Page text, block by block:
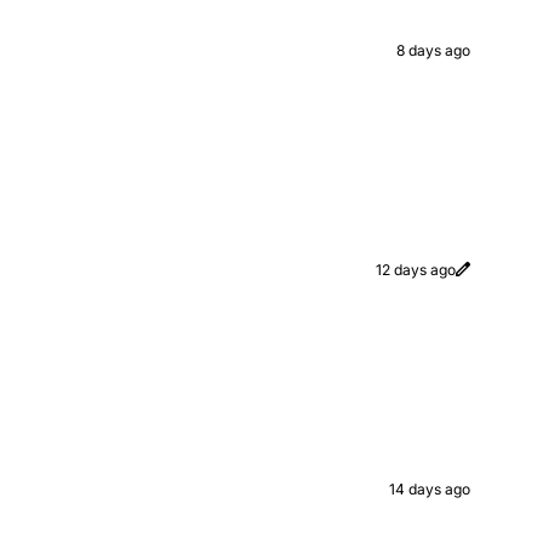
8 days ago
12 days ago
14 days ago